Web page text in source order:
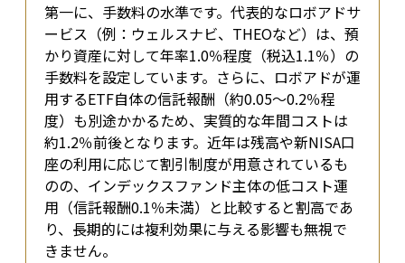
第一に、手数料の水準です。代表的なロボアドサ
ービス（例：ウェルスナビ、THEOなど）は、預
かり資産に対して年率1.0％程度（税込1.1％）の
手数料を設定しています。さらに、ロボアドが運
用するETF自体の信託報酬（約0.05〜0.2％程
度）も別途かかるため、実質的な年間コストは
約1.2％前後となります。近年は残高や新NISA口
座の利用に応じて割引制度が用意されているも
のの、インデックスファンド主体の低コスト運
用（信託報酬0.1％未満）と比較すると割高であ
り、長期的には複利効果に与える影響も無視で
きません。